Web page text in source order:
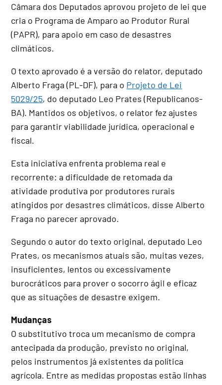
Câmara dos Deputados aprovou projeto de lei que
cria o Programa de Amparo ao Produtor Rural
(PAPR), para apoio em caso de desastres
climáticos.
O texto aprovado é a versão do relator, deputado
Alberto Fraga (PL-DF), para o Projeto de Lei
5029/25, do deputado Leo Prates (Republicanos-
BA). Mantidos os objetivos, o relator fez ajustes
para garantir viabilidade jurídica, operacional e
fiscal.
Esta iniciativa enfrenta problema real e
recorrente: a dificuldade de retomada da
atividade produtiva por produtores rurais
atingidos por desastres climáticos, disse Alberto
Fraga no parecer aprovado.
Segundo o autor do texto original, deputado Leo
Prates, os mecanismos atuais são, muitas vezes,
insuficientes, lentos ou excessivamente
burocráticos para prover o socorro ágil e eficaz
que as situações de desastre exigem.
Mudanças
O substitutivo troca um mecanismo de compra
antecipada da produção, previsto no original,
pelos instrumentos já existentes da política
agrícola. Entre as medidas propostas estão linhas